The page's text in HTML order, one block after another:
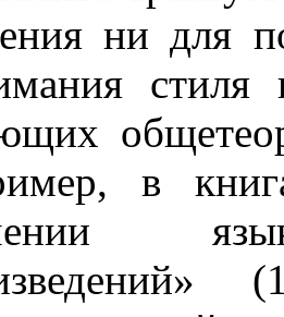
ни для
стиля
в